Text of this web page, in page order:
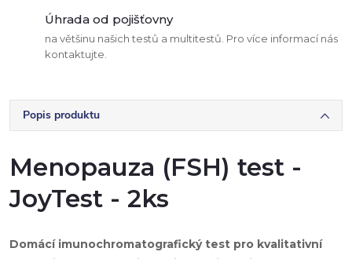
Úhrada od pojišťovny
na většinu našich testů a multitestů. Pro více informací nás
kontaktujte.
Popis produktu
Menopauza (FSH) test -
JoyTest - 2ks
Domácí imunochromatografický test pro kvalitativní